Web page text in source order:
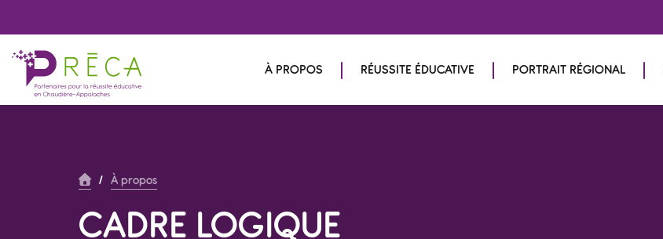
À PROPOS RÉUSSITE ÉDUCATIVE PORTRAIT RÉGIONAL
/ À propos
CADRE LOGIQUE